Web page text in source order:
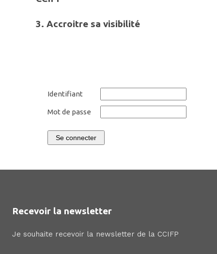
3. Accroitre sa visibilité
Identifiant
Mot de passe
Se connecter
Recevoir la newsletter
Je souhaite recevoir la newsletter de la CCIFP